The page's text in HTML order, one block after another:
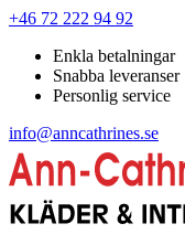
+46 72 222 94 92
Enkla betalningar
Snabba leveranser
Personlig service
info@anncathrines.se